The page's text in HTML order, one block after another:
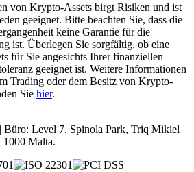
von Krypto-Assets birgt Risiken und ist
geeignet. Bitte beachten Sie, dass die
keine Garantie für die
ist. Überlegen Sie sorgfältig, ob eine
für Sie angesichts Ihrer finanziellen
geeignet ist. Weitere Informationen
Trading oder dem Besitz von Krypto-
Sie hier.
| Büro: Level 7, Spinola Park, Triq Mikiel
1000 Malta.